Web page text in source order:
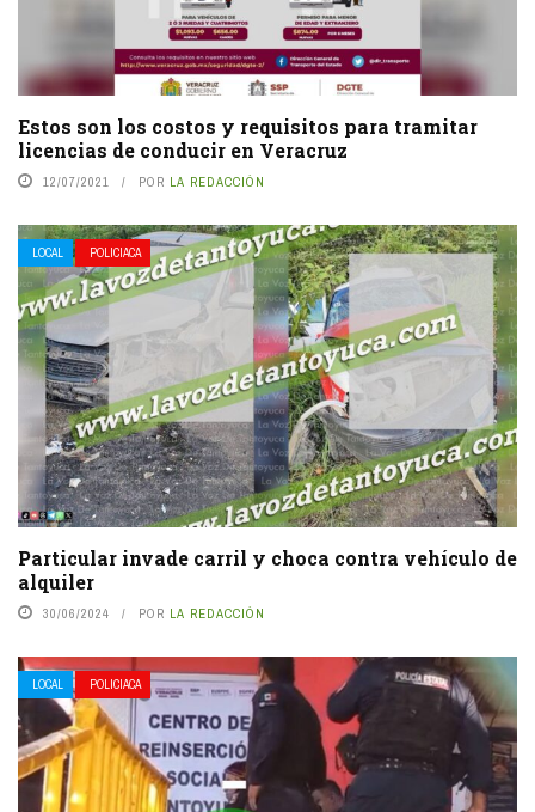
Estos son los costos y requisitos para tramitar
licencias de conducir en Veracruz
12/07/2021 POR LA REDACCIÓN
LOCAL POLICIACA
Particular invade carril y choca contra vehículo de
alquiler
30/06/2024 POR LA REDACCIÓN
LOCAL POLICIACA